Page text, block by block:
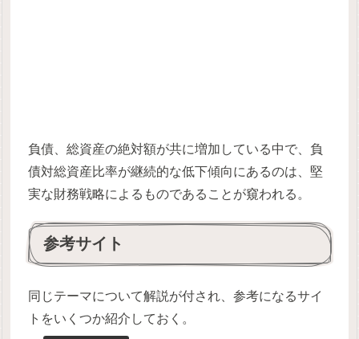
負債、総資産の絶対額が共に増加している中で、負
債対総資産比率が継続的な低下傾向にあるのは、堅
実な財務戦略によるものであることが窺われる。
参考サイト
同じテーマについて解説が付され、参考になるサイ
トをいくつか紹介しておく。